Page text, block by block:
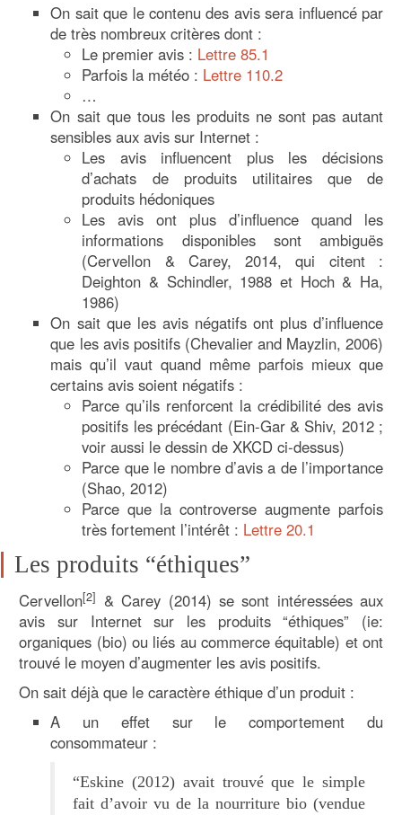
On sait que le contenu des avis sera influencé par
de très nombreux critères dont :
Le premier avis : Lettre 85.1
Parfois la météo : Lettre 110.2
…
On sait que tous les produits ne sont pas autant
sensibles aux avis sur Internet :
Les avis influencent plus les décisions
d’achats de produits utilitaires que de
produits hédoniques
Les avis ont plus d’influence quand les
informations disponibles sont ambiguës
(Cervellon & Carey, 2014, qui citent :
Deighton & Schindler, 1988 et Hoch & Ha,
1986)
On sait que les avis négatifs ont plus d’influence
que les avis positifs (Chevalier and Mayzlin, 2006)
mais qu’il vaut quand même parfois mieux que
certains avis soient négatifs :
Parce qu’ils renforcent la crédibilité des avis
positifs les précédant (Ein-Gar & Shiv, 2012 ;
voir aussi le dessin de XKCD ci-dessus)
Parce que le nombre d’avis a de l’importance
(Shao, 2012)
Parce que la controverse augmente parfois
très fortement l’intérêt : Lettre 20.1
Les produits “éthiques”
Cervellon[2]
& Carey (2014) se sont intéressées aux
avis sur Internet sur les produits “éthiques” (ie:
organiques (bio) ou liés au commerce équitable) et ont
trouvé le moyen d’augmenter les avis positifs.
On sait déjà que le caractère éthique d’un produit :
A un effet sur le comportement du
consommateur :
“Eskine (2012) avait trouvé que le simple
fait d’avoir vu de la nourriture bio (vendue